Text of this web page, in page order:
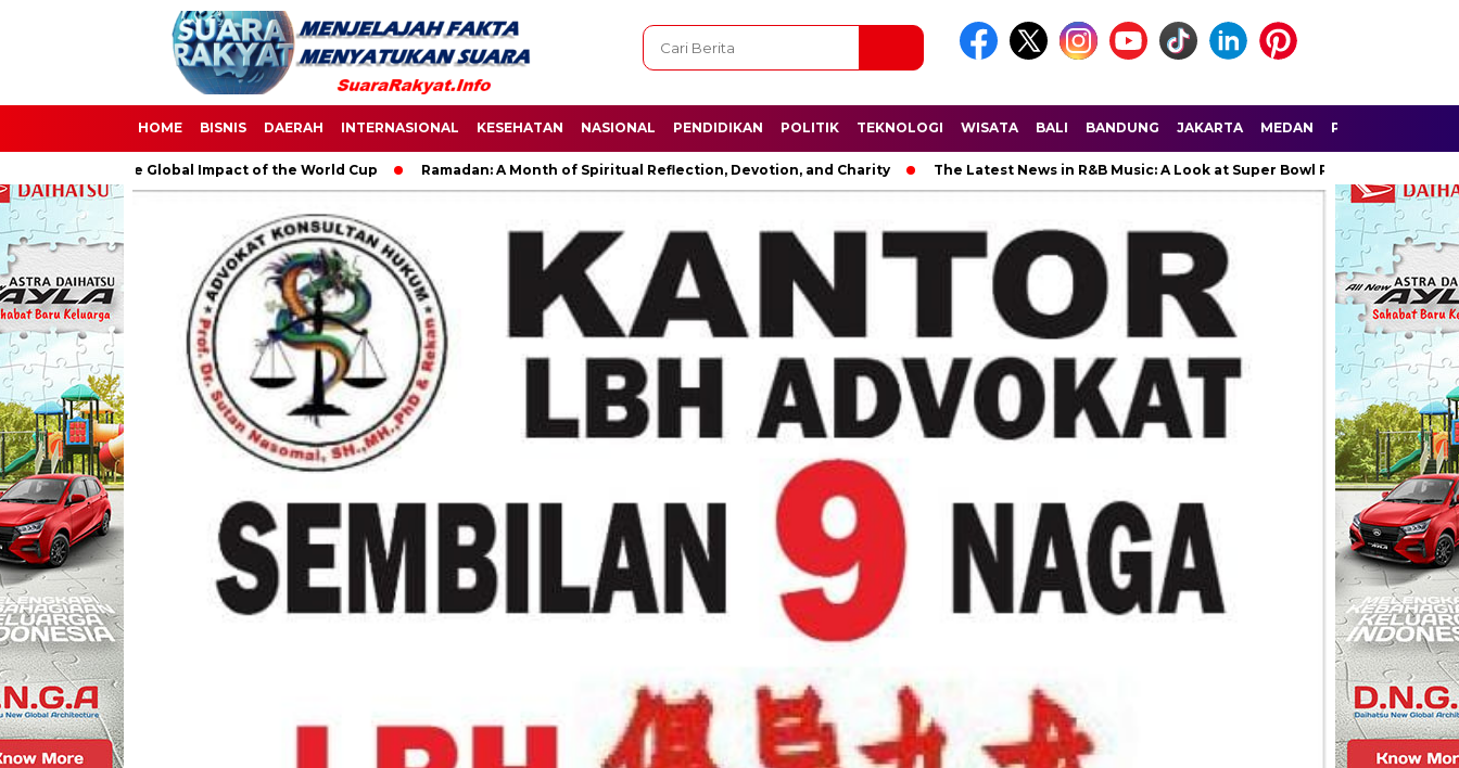
HOME BISNIS DAERAH INTERNASIONAL KESEHATAN NASIONAL PENDIDIKAN POLITIK TEKNOLOGI WISATA BALI BANDUNG JAKARTA MEDAN PALEMBANG
The Global Impact of the World Cup Ramadan: A Month of Spiritual Reflection, Devotion, and Charity The Latest News in R&B Music: A Look at Super Bowl Performances, New